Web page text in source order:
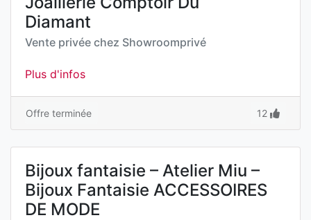
Diamant
Vente privée chez Showroomprivé
Plus d'infos
Offre terminée 12
Bijoux fantaisie – Atelier Miu –
Bijoux Fantaisie ACCESSOIRES
DE MODE